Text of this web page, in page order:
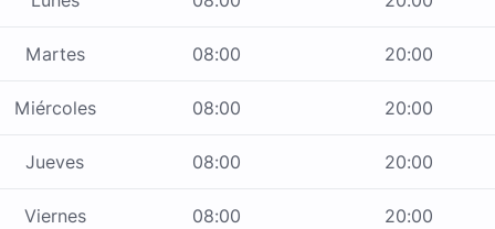
Martes 08:00 20:00
Miércoles 08:00 20:00
Jueves 08:00 20:00
Viernes 08:00 20:00